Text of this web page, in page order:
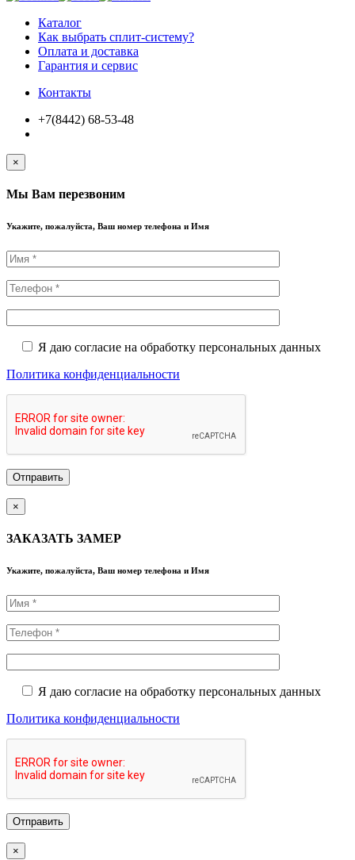
Каталог
Как выбрать сплит-систему?
Оплата и доставка
Гарантия и сервис
Контакты
+7(8442) 68-53-48
×
Мы Вам перезвоним
Укажите, пожалуйста, Ваш номер телефона и Имя
Я даю согласие на обработку персональных данных
Политика конфиденциальности
×
ЗАКАЗАТЬ ЗАМЕР
Укажите, пожалуйста, Ваш номер телефона и Имя
Я даю согласие на обработку персональных данных
Политика конфиденциальности
×